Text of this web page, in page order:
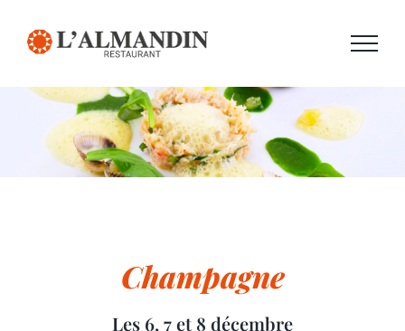
Champagne
Les 6, 7 et 8 décembre